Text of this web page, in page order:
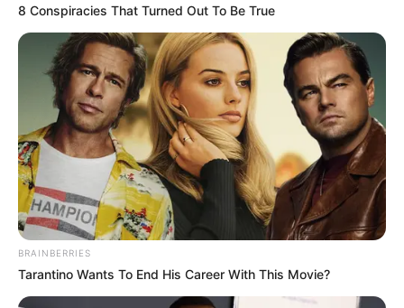
Laço de fita de gorgurão
fita de gorgorãoé, normalmente, usada na
decoração de convites de casamento e cartões
festivos devido à estrutura firme e resistente do
tecido.
Assim como a fita de organza, ela também pode
ser encontrada em várias cores, com acabamento
8 Conspiracies That Turned Out To Be True
BRAINBERRIES
Tarantino Wants To End His Career With This Movie?